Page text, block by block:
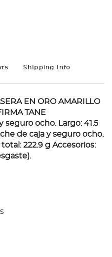
Shipping Info
EN ORO AMARILLO
TANE
seguro ocho. Largo: 41.5
de caja y seguro ocho.
222.9 g Accesorios: